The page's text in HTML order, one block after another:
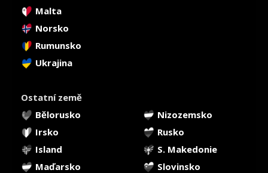
Malta
Norsko
Rumunsko
Ukrajina
Ostatní země
Bělorusko
Nizozemsko
Irsko
Rusko
Island
S. Makedonie
Maďarsko
Slovinsko